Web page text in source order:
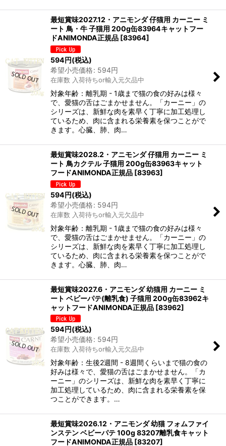
最短賞味2027.12・アニモンダ 仔猫用 カーニー ミ
ート 鳥・牛 子猫用 200g缶83964キャットフー
ドANIMONDA正規品 [83964]
594円(税込)
希望小売価格: 594円
在庫数 入荷待ちor輸入元欠品中
対象年齢：離乳期 - 1歳まで猫の食の好みは様々
で、愛猫の舌はごまかせません。「カーニー」の
シリーズは、新鮮な肉を素早く丁寧に加工処理し
ているため、肉に含まれる栄養素を保つことがで
きます。心臓、肺、肉…
最短賞味2028.2・アニモンダ 仔猫用 カーニー ミ
ート 鳥カクテル 子猫用 200g缶83963キャット
フードANIMONDA正規品 [83963]
594円(税込)
希望小売価格: 594円
在庫数 入荷待ちor輸入元欠品中
対象年齢：離乳期 - 1歳まで猫の食の好みは様々
で、愛猫の舌はごまかせません。「カーニー」の
シリーズは、新鮮な肉を素早く丁寧に加工処理し
ているため、肉に含まれる栄養素を保つことがで
きます。心臓、肺、肉…
最短賞味2027.6・アニモンダ 幼猫用 カーニー ミ
ート ベビーパテ(離乳食) 子猫用 200g缶83962キ
ャットフードANIMONDA正規品 [83962]
594円(税込)
希望小売価格: 594円
在庫数 入荷待ちor輸入元欠品中
対象年齢：生後2週間 - 8週間くらいまで猫の食の
好みは様々で、愛猫の舌はごまかせません。「カ
ーニー」のシリーズは、新鮮な肉を素早く丁寧に
加工処理しているため、肉に含まれる栄養素を保
つことができます。…
最短賞味2026.12・アニモンダ 幼猫 フォムファイ
ンステン ベビーパテ 100g 83207離乳食キャット
フードANIMONDA正規品 [83207]